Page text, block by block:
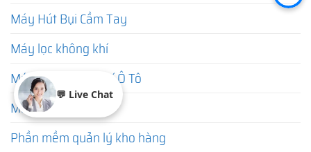
Máy Hút Bụi Cầm Tay
Máy lọc không khí
Máy Lọc Không Khí Ô Tô
Máy sưởi mini
Phần mềm quản lý kho hàng
💬 Live Chat